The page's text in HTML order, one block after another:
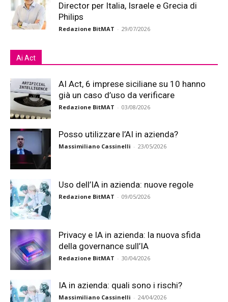
Director per Italia, Israele e Grecia di
Philips
Redazione BitMAT - 29/07/2026
Ai Act
AI Act, 6 imprese siciliane su 10 hanno
già un caso d’uso da verificare
Redazione BitMAT - 03/08/2026
Posso utilizzare l’AI in azienda?
Massimiliano Cassinelli - 23/05/2026
Uso dell’IA in azienda: nuove regole
Redazione BitMAT - 09/05/2026
Privacy e IA in azienda: la nuova sfida
della governance sull’IA
Redazione BitMAT - 30/04/2026
IA in azienda: quali sono i rischi?
Massimiliano Cassinelli - 24/04/2026